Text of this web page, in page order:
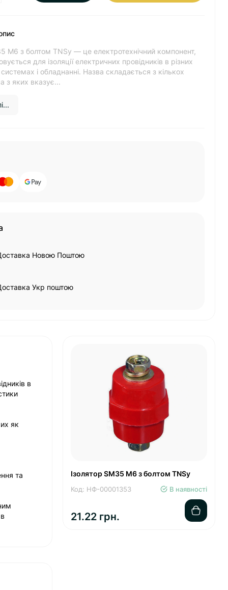
М6 з болтом TNSy — це електротехнічний компонент,
для ізоляції електричних провідників в різних
і обладнанні. Назва складається з кількох
з яких вказує...
Новою Поштою
Укр поштою
в
як
та Ізолятор SM35 М6 з болтом TNSy
Код: НФ-00001353 В наявності
21.22 грн.